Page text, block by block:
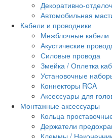
Декоративно-
Автомобильная
Кабели и проводники
Межблочные кабели
Акустические
Силовые провода
Змейка / Оплетка
Установочные
Коннекторы RCA
Аксессуары для
Монтажные аксессуары
Кольца
Держатели
Клеммы /